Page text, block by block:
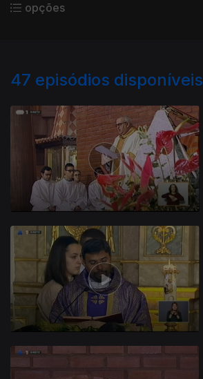
opções
47 episódios disponíveis